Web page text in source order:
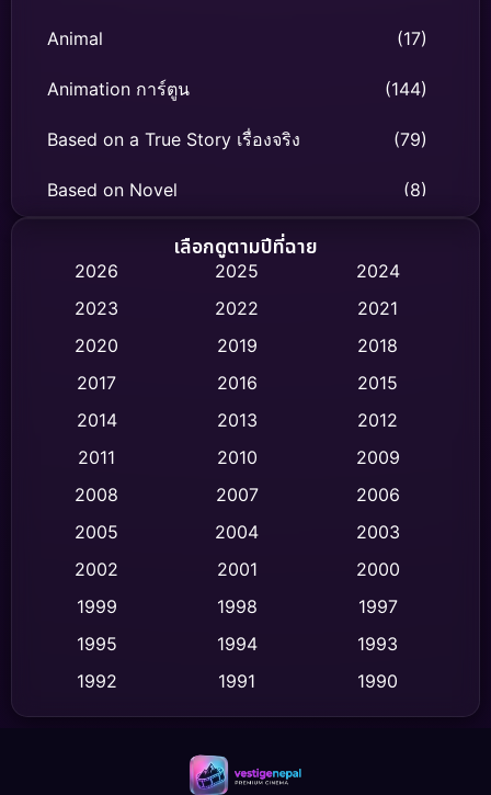
Animal (17)
Animation การ์ตูน (144)
Based on a True Story เรื่องจริง (79)
Based on Novel (8)
Biography ชีวิตจริง
Classic หนังคลาสสิก (47)
Comedy ตลก (454)
Crime อาชญากรรม (532)
Cult Film
Dance เต้น (10)
Detective สืบสวน (62)
เลือกดูตามปีที่ฉาย
2026 2025
2024
2023
2022
2021
2020
2019
2018
2017
2016
2015
2014
2013
2012
2011
2010
2009
2008
2007
2006
2005
2004
2003
2002
2001
2000
1999
1998
1997
1995
1994
1993
1992
1991
1990
1989
1988
1986
1983